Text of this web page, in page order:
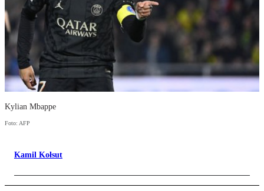
Kylian Mbappe
Foto: AFP
Kamil Kołsut